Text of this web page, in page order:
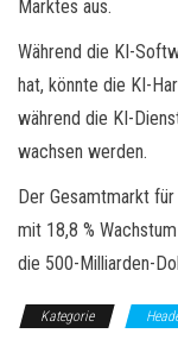
Marktes aus.
Während die KI-
hat, könnte die KI-
während die KI-
wachsen werden.
Der Gesamtmarkt
mit 18,8 %
die 500-Milliarden-
Kategorie